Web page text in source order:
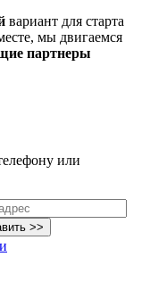
вариант для старта
мы двигаемся
партнеры
или